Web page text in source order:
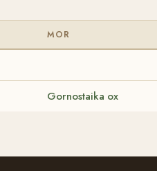
MOR
Gornostaika ox